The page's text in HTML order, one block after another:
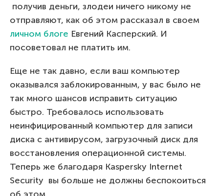
получив деньги, злодеи ничего никому не
отправляют, как об этом рассказал в своем
личном блоге Евгений Касперский. И
посоветовал не платить им.
Еще не так давно, если ваш компьютер
оказывался заблокированным, у вас было не
так много шансов исправить ситуацию
быстро. Требовалось использовать
неинфицированный компьютер для записи
диска с антивирусом, загрузочный диск для
восстановления операционной системы.
Теперь же благодаря Kaspersky Internet
Security вы больше не должны беспокоиться